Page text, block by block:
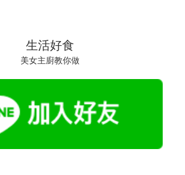
生活好食
美女主廚教你做